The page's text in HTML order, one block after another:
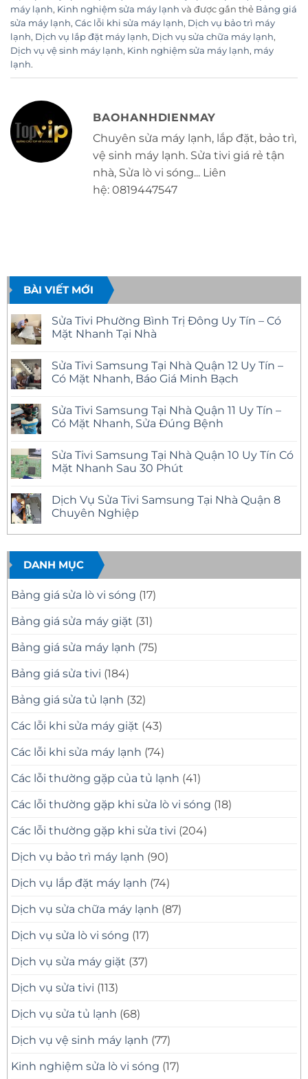
máy lạnh, Kinh nghiệm sửa máy lạnh và được gắn thẻ Bảng giá
sửa máy lạnh, Các lỗi khi sửa máy lạnh, Dịch vụ bảo trì máy
lạnh, Dịch vụ lắp đặt máy lạnh, Dịch vụ sửa chữa máy lạnh,
Dịch vụ vệ sinh máy lạnh, Kinh nghiệm sửa máy lạnh, máy
lạnh.
BAOHANHDIENMAY
Chuyên sửa máy lạnh, lắp đặt, bảo trì,
vệ sinh máy lạnh. Sửa tivi giá rẻ tận
nhà, Sửa lò vi sóng... Liên
hệ: 0819447547
BÀI VIẾT MỚI
Sửa Tivi Phường Bình Trị Đông Uy Tín – Có
Mặt Nhanh Tại Nhà
bình
luận
ở
Phường
Bình
Trị
Tín
–
Có
Tại
Nhà
Sửa Tivi Samsung Tại Nhà Quận 12 Uy Tín –
Có Mặt Nhanh, Báo Giá Minh Bạch
bình
luận
ở
Samsung
Tại
Nhà
Uy
Tín
–
Mặt
Báo
Giá
Minh
Bạch
Sửa Tivi Samsung Tại Nhà Quận 11 Uy Tín –
Có Mặt Nhanh, Sửa Đúng Bệnh
bình
luận
ở
Samsung
Tại
Nhà
11
Tín
–
Có
Mặt
Nhanh,
Sửa
Bệnh
Sửa Tivi Samsung Tại Nhà Quận 10 Uy Tín Có
Mặt Nhanh Sau 30 Phút
bình
luận
ở
Tivi
Tại
Nhà
Quận
10
Uy
Tín
Mặt
Nhanh
30
Phút
Dịch Vụ Sửa Tivi Samsung Tại Nhà Quận 8
Chuyên Nghiệp
có
luận
ở
Dịch
Vụ
Sửa
Tivi
Tại
Nhà
8
Chuyên
DANH MỤC
Bảng giá sửa lò vi sóng (17)
Bảng giá sửa máy giặt (31)
Bảng giá sửa máy lạnh (75)
Bảng giá sửa tivi (184)
Bảng giá sửa tủ lạnh (32)
Các lỗi khi sửa máy giặt (43)
Các lỗi khi sửa máy lạnh (74)
Các lỗi thường gặp của tủ lạnh (41)
Các lỗi thường gặp khi sửa lò vi sóng (18)
Các lỗi thường gặp khi sửa tivi (204)
Dịch vụ bảo trì máy lạnh (90)
Dịch vụ lắp đặt máy lạnh (74)
Dịch vụ sửa chữa máy lạnh (87)
Dịch vụ sửa lò vi sóng (17)
Dịch vụ sửa máy giặt (37)
Dịch vụ sửa tivi (113)
Dịch vụ sửa tủ lạnh (68)
Dịch vụ vệ sinh máy lạnh (77)
Kinh nghiệm sửa lò vi sóng (17)